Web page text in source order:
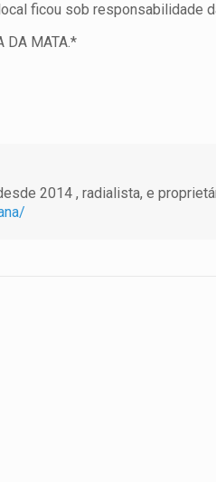
ficou sob responsabilidade
DA MATA.*
2014 , radialista, e